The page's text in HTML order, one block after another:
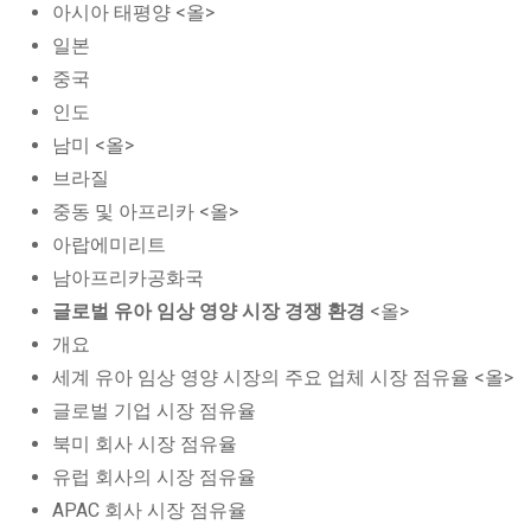
아시아 태평양 <올>
일본
중국
인도
남미 <올>
브라질
중동 및 아프리카 <올>
아랍에미리트
남아프리카공화국
글로벌 유아 임상 영양 시장 경쟁 환경 <올>
개요
세계 유아 임상 영양 시장의 주요 업체 시장 점유율 <올>
글로벌 기업 시장 점유율
북미 회사 시장 점유율
유럽 회사의 시장 점유율
APAC 회사 시장 점유율